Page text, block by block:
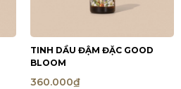
TINH DẦU ĐẬM ĐẶC GOOD
BLOOM
360.000₫